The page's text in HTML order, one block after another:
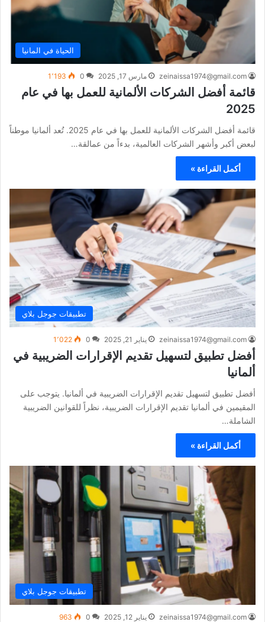
الحياة في المانيا
zeinaissa1974@gmail.com مارس 17, 2025 0 1٬193
قائمة أفضل الشركات الألمانية للعمل بها في عام
2025
قائمة أفضل الشركات الألمانية للعمل بها في عام 2025. تُعد ألمانيا موطناً
لبعض أكبر وأشهر الشركات العالمية، بدءاً من عمالقة…
أكمل القراءة »
تطبيقات جوجل بلاي
zeinaissa1974@gmail.com يناير 21, 2025 0 1٬022
أفضل تطبيق لتسهيل تقديم الإقرارات الضريبية في
ألمانيا
أفضل تطبيق لتسهيل تقديم الإقرارات الضريبية في ألمانيا. يتوجب على
المقيمين في ألمانيا تقديم الإقرارات الضريبية، نظراً للقوانين الضريبية
الشاملة…
أكمل القراءة »
تطبيقات جوجل بلاي
zeinaissa1974@gmail.com يناير 12, 2025 0
963